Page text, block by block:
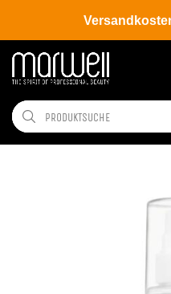
Shop Brands Goldwell